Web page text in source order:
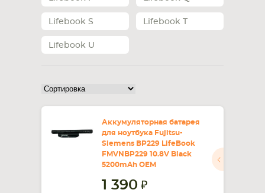
Lifebook S Lifebook T
Lifebook U
Аккумуляторная батарея
для ноутбука Fujitsu-
Siemens BP229 LifeBook
FMVNBP229 10.8V Black
5200mAh OEM
1 390